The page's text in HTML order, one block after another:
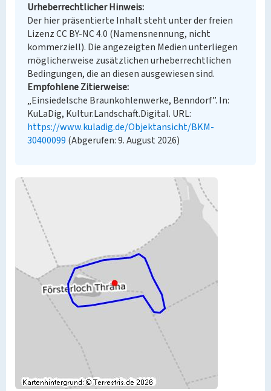
Urheberrechtlicher Hinweis
Der hier präsentierte Inhalt steht unter der freien
Lizenz CC BY-NC 4.0 (Namensnennung, nicht
kommerziell). Die angezeigten Medien unterliegen
möglicherweise zusätzlichen urheberrechtlichen
Bedingungen, die an diesen ausgewiesen sind.
Empfohlene Zitierweise
„Einsiedelsche Braunkohlenwerke, Benndorf”. In:
KuLaDig, Kultur.Landschaft.Digital. URL:
https://www.kuladig.de/Objektansicht/BKM-
30400099 (Abgerufen: 9. August 2026)